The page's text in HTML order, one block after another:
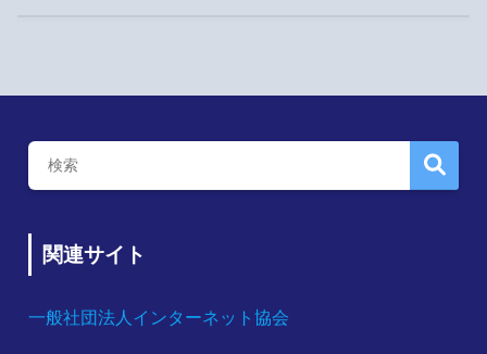
関連サイト
一般社団法人インターネット協会